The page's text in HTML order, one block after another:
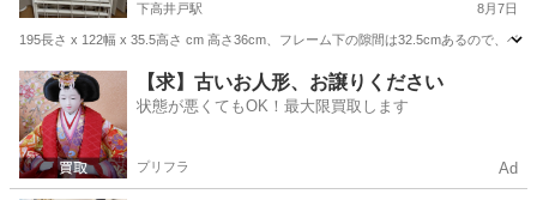
下高井戸駅 8月7日
195長さ x 122幅 x 35.5高さ cm 高さ36cm、フレーム下の隙間は32.5cmあるので、ベ
東京 杉並区 下高井戸駅 ベッド ZINUS
【求】古いお人形、お譲りください
状態が悪くてもOK！最大限買取します
プリフラ Ad